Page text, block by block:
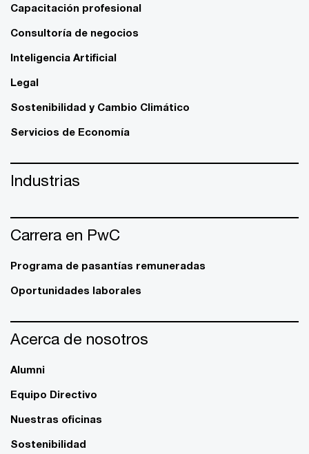
Capacitación profesional
Consultoría de negocios
Inteligencia Artificial
Legal
Sostenibilidad y Cambio Climático
Servicios de Economía
Industrias
Carrera en PwC
Programa de pasantías remuneradas
Oportunidades laborales
Acerca de nosotros
Alumni
Equipo Directivo
Nuestras oficinas
Sostenibilidad